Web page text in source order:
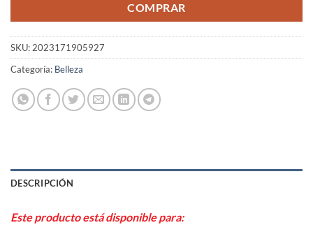
COMPRAR
SKU: 2023171905927
Categoría: Belleza
DESCRIPCIÓN
Este producto está disponible para: